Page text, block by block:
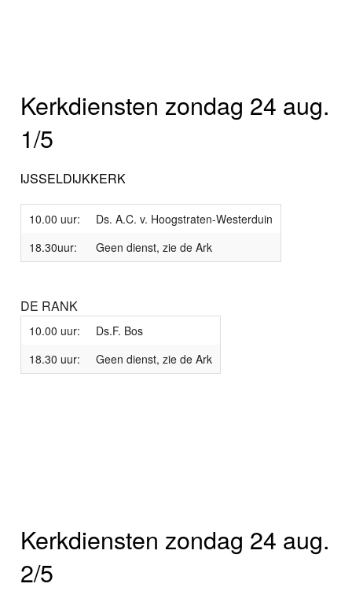
Kerkdiensten zondag 24 aug.
1/5
IJSSELDIJKKERK
10.00 uur:
Ds. A.C. v. Hoogstraten-Westerduin
18.30uur:
Geen dienst, zie de Ark
DE RANK
10.00 uur:
Ds.F. Bos
18.30 uur:
Geen dienst, zie de Ark
Kerkdiensten zondag 24 aug.
2/5